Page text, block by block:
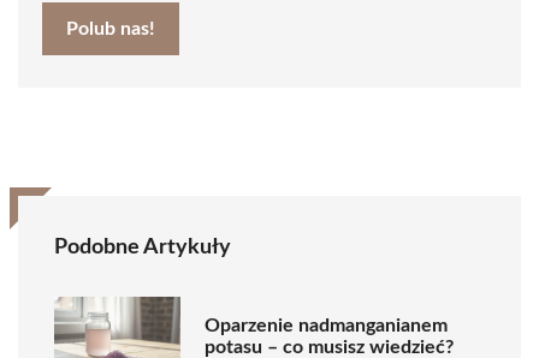
Polub nas!
Podobne Artykuły
Oparzenie nadmanganianem
potasu – co musisz wiedzieć?